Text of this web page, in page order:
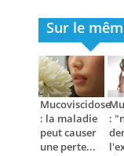
Sur le
Mucoviscidose
: la maladie
peut causer
une perte...
: